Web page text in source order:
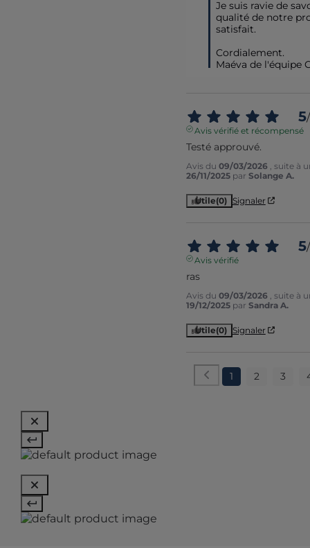
Je suis ravie de
qualité de notre
satisfait.
Cordialement.
Maéva de l'équipe
5/
Avis vérifié et récompensé
Testé approuvé.
Avis du 09/03/2026
, suite à
26/11/2025 par Solange A.
Utile(0) Signaler
5/
Avis vérifié
ras
Avis du 09/03/2026
, suite à
19/12/2025 par Sandra A.
Utile(0) Signaler
1 2 3